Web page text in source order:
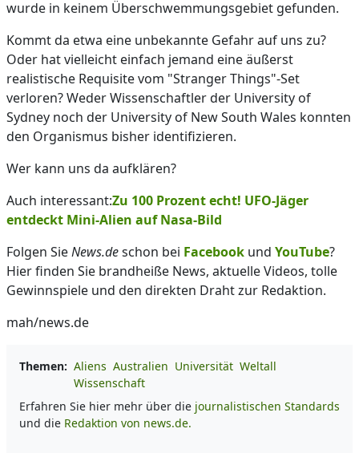
wurde in keinem Überschwemmungsgebiet gefunden.
Kommt da etwa eine unbekannte Gefahr auf uns zu?
Oder hat vielleicht einfach jemand eine äußerst
realistische Requisite vom "Stranger Things"-Set
verloren? Weder Wissenschaftler der University of
Sydney noch der University of New South Wales konnten
den Organismus bisher identifizieren.
Wer kann uns da aufklären?
Auch interessant:Zu 100 Prozent echt! UFO-Jäger
entdeckt Mini-Alien auf Nasa-Bild
Folgen SieNews.deschon bei Facebook und YouTube?
Hier finden Sie brandheiße News, aktuelle Videos, tolle
Gewinnspiele und den direkten Draht zur Redaktion.
mah/news.de
Themen: Aliens Australien Universität Weltall
Wissenschaft
Erfahren Sie hier mehr über die journalistischen Standards
und die Redaktion von news.de.